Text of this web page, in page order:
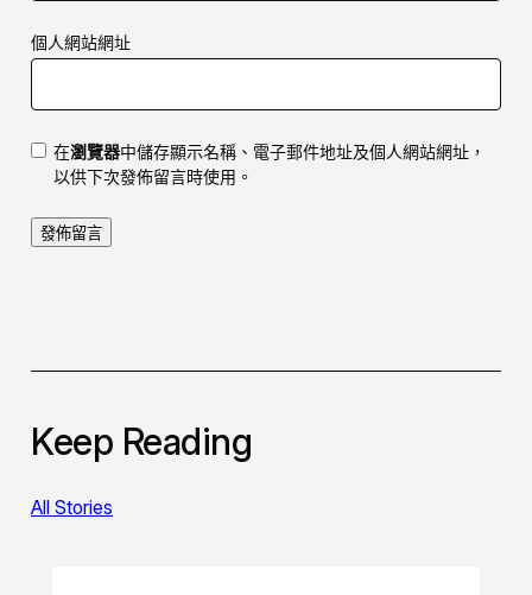
個人網站網址
在瀏覽器中儲存顯示名稱、電子郵件地址及個人網站網址，
以供下次發佈留言時使用。
Keep Reading
All Stories